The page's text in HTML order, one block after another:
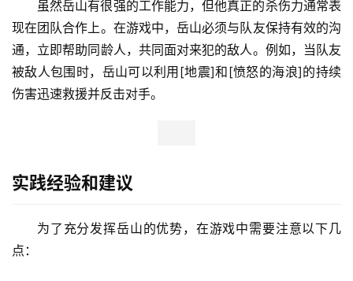
岳山的专业技能取决于她在防守端的主要表现。无论是
单杀还是打团，岳山都能凭借强大的防御力和硬控，有效压
制对手的进攻。尤其是在对付敌人的进攻英雄时，岳山可以
通过[震地]和[怒涛]的双重控制轻松解决对方的危险。
现在团队合作上。在游戏中，岳山必须与队友保持有效的沟
被敌人包围时，岳山可以利用[地震]和[愤怒的海浪]的持续
伤害迅速救援并反击对手。